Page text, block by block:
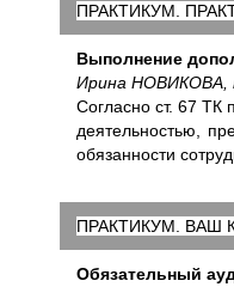
ПРАКТИКУМ.
Выполнение
Ирина НОВИКОВА,
Согласно ст. 67 ТК
деятельностью,
обязанности
ПРАКТИКУМ. ВАШ
Обязательный